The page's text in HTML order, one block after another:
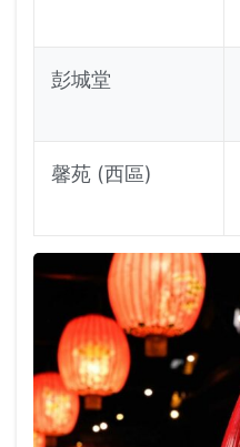
彭城堂
馨苑 (西區)